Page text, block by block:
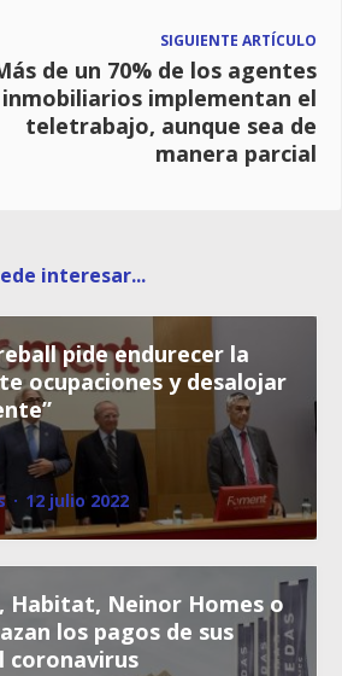
SIGUIENTE ARTÍCULO
de un 70% de los agentes
inmobiliarios implementan el
teletrabajo, aunque sea de
manera parcial
interesar...
pide endurecer la
ocupaciones y desalojar
· 12 julio 2022
Habitat, Neinor Homes o
los pagos de sus
coronavirus